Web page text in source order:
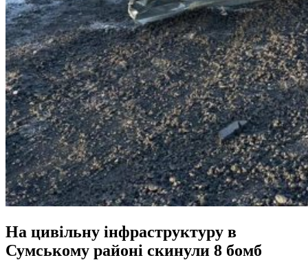
На цивільну інфраструктуру в
Сумському районі скинули 8 бомб